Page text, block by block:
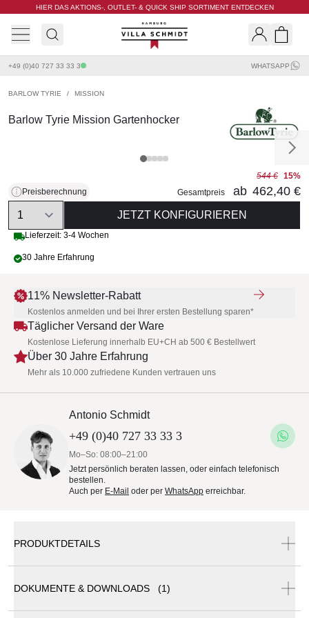
HIER DAS AKTIONS-, OUTLET- & QUICK SHIP SORTIMENT ENTDECKEN
Villa Schmidt
+49 (0)40 727 33 33 3 WHATSAPP
BARLOW TYRIE / MISSION
Barlow Tyrie Mission Gartenhocker
Preisberechnung
544 € 15%
Gesamtpreis
ab 462,40 €
Quantity
JETZT KONFIGURIEREN
Lieferzeit: 3-4 Wochen
30 Jahre Erfahrung
11% Newsletter-Rabatt
Kostenlos anmelden und bei Ihrer ersten Bestellung sparen*
Täglicher Versand der Ware
Kostenlose Lieferung innerhalb EU+CH ab 500 € Bestellwert
Über 30 Jahre Erfahrung
Mehr als 10.000 zufriedene Kunden vertrauen uns
Antonio Schmidt
+49 (0)40 727 33 33 3
Mo–So: 08:00–21:00
Jetzt persönlich beraten lassen, oder einfach telefonisch
bestellen.
Auch per E-Mail oder per WhatsApp erreichbar.
PRODUKTDETAILS
DOKUMENTE & DOWNLOADS (1)